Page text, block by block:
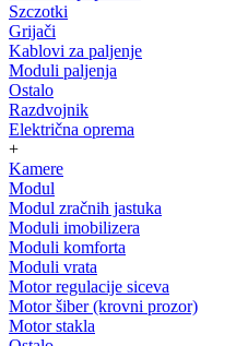
Szczotki
Grijači
Kablovi za paljenje
Moduli paljenja
Ostalo
Razdvojnik
Električna oprema
+
Kamere
Modul
Modul zračnih jastuka
Moduli imobilizera
Moduli komforta
Moduli vrata
Motor regulacije siceva
Motor šiber (krovni prozor)
Motor stakla